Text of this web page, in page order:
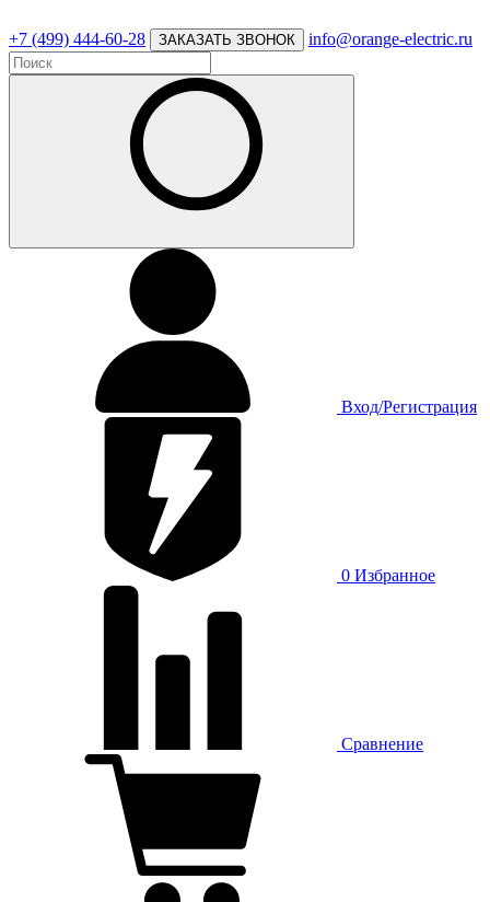
+7 (499) 444-60-28 ЗАКАЗАТЬ ЗВОНОК info@orange-electric.ru
Вход/Регистрация
0 Избранное
Сравнение